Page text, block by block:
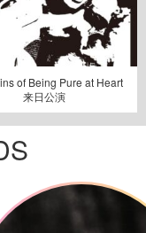
of Being Pure at Heart
来日公演